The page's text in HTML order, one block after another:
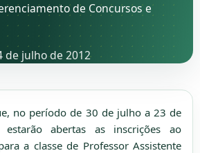
de Concursos e
de julho de 2012
no período de 30 de julho a 23 de
abertas as inscrições ao
a classe de Professor Assistente